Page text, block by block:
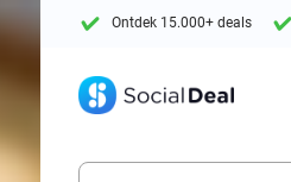
Ontdek 15.000+ deals